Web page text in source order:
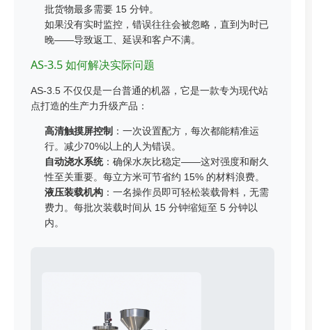
批货物最多需要 15 分钟。
如果没有实时监控，错误往往会被忽略，直到为时已
晚——导致返工、延误和客户不满。
AS-3.5 如何解决实际问题
AS-3.5 不仅仅是一台普通的机器，它是一款专为现代站
点打造的生产力升级产品：
高清触摸屏控制 ：一次设置配方，每次都能精准运
行。减少70%以上的人为错误。
自动浇水系统：确保水灰比稳定——这对强度和耐久
性至关重要。每立方米可节省约 15% 的材料浪费。
液压装载机构 ：一名操作员即可轻松装载骨料，无需
费力。每批次装载时间从 15 分钟缩短至 5 分钟以
内。